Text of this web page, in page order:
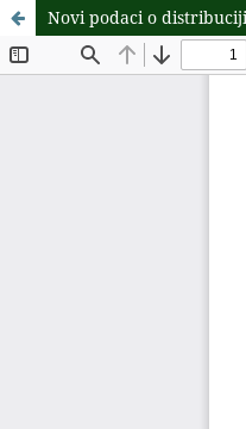
Novi podaci o